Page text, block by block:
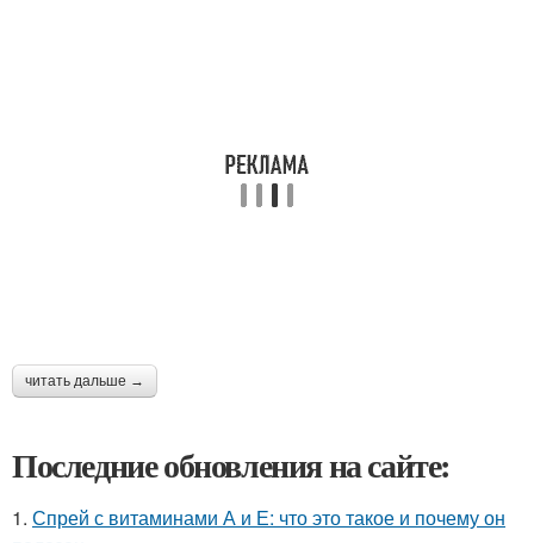
читать дальше →
Последние обновления на сайте:
1. Спрей с витаминами А и Е: что это такое и почему он